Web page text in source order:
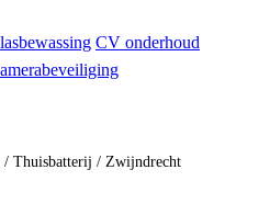
CV onderhoud
/ Thuisbatterij / Zwijndrecht